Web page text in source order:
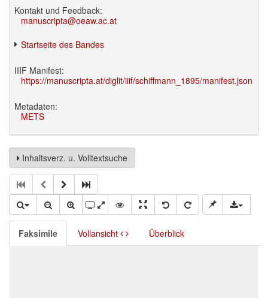
Kontakt und Feedback:
manuscripta@oeaw.ac.at
Startseite des Bandes
IIIF Manifest:
https://manuscripta.at/diglit/iiif/schiffmann_1895/manifest.json
Metadaten:
METS
Inhaltsverz. u. Volltextsuche
Faksimile Vollansicht Überblick